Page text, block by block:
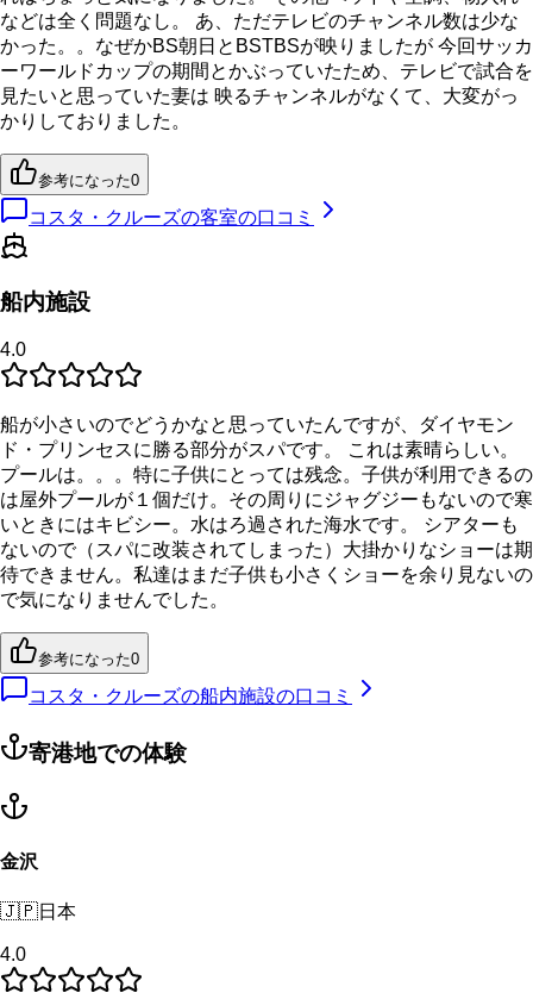
などは全く問題なし。 あ、ただテレビのチャンネル数は少な
かった。。なぜかBS朝日とBSTBSが映りましたが 今回サッカ
ーワールドカップの期間とかぶっていたため、テレビで試合を
見たいと思っていた妻は 映るチャンネルがなくて、大変がっ
かりしておりました。
参考になった0
コスタ・クルーズの客室の口コミ
船内施設
4.0
船が小さいのでどうかなと思っていたんですが、ダイヤモン
ド・プリンセスに勝る部分がスパです。 これは素晴らしい。
プールは。。。特に子供にとっては残念。子供が利用できるの
は屋外プールが１個だけ。その周りにジャグジーもないので寒
いときにはキビシー。水はろ過された海水です。 シアターも
ないので（スパに改装されてしまった）大掛かりなショーは期
待できません。私達はまだ子供も小さくショーを余り見ないの
で気になりませんでした。
参考になった0
コスタ・クルーズの船内施設の口コミ
寄港地での体験
金沢
🇯🇵日本
4.0